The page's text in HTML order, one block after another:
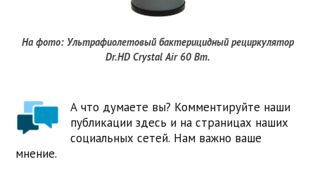
На фото: Ультрафиолетовый бактерицидный рециркулятор
Dr.HD Crystal Air 60 Вт.
А что думаете вы? Комментируйте наши
публикации здесь и на страницах наших
социальных сетей. Нам важно ваше
мнение.